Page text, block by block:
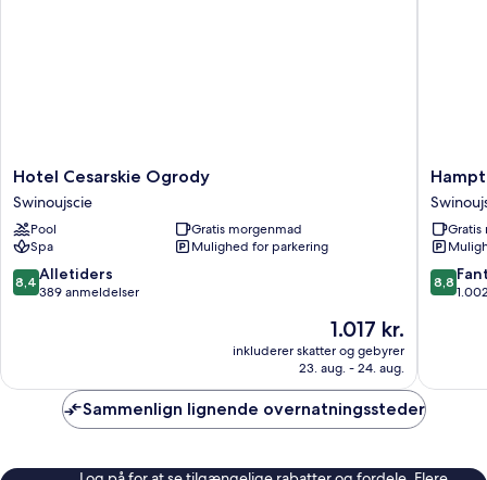
Hotel
Cesarskie
Ogrody
Swinoujscie
Hotel Cesarskie Ogrody
Swinoujscie
Pool
Gratis morgenmad
Spa
Mulighed for parkering
8.4
ud
anmeldelser
8,4 Alletiders
389 anmeldelser
Prisen
er
1.017 kr.
1.017 kr.
inkluderer skatter og gebyrer
23. aug. - 24. aug.
by
Hilton
Gratis
8.8
ud
8,8
Sammenlign lignende overnatningssteder